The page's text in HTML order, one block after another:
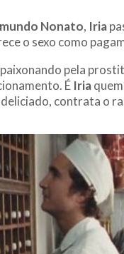
Nonato, Iria
o sexo como
pela
É Iria
deliciado, contrata o